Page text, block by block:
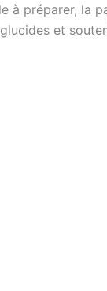
à préparer, la
et